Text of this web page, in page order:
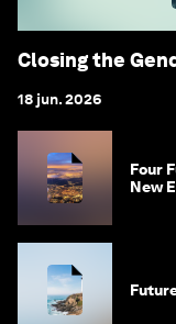
Closing the
18 jun. 2026
Four
New